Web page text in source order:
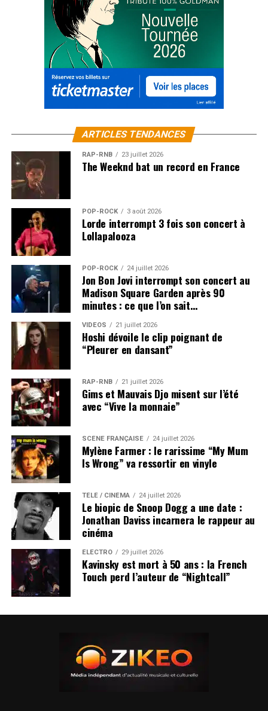
ARTICLES TENDANCES
RAP-RNB 23 juillet 2026
The Weeknd bat un record en France
POP-ROCK 3 août 2026
Lorde interrompt 3 fois son concert à
Lollapalooza
POP-ROCK 24 juillet 2026
Jon Bon Jovi interrompt son concert au
Madison Square Garden après 90
minutes : ce que l’on sait…
VIDEOS 21 juillet 2026
Hoshi dévoile le clip poignant de
“Pleurer en dansant”
RAP-RNB 21 juillet 2026
Gims et Mauvais Djo misent sur l’été
avec “Vive la monnaie”
SCÈNE FRANÇAISE 24 juillet 2026
Mylène Farmer : le rarissime “My Mum
Is Wrong” va ressortir en vinyle
TÉLÉ / CINÉMA 24 juillet 2026
Le biopic de Snoop Dogg a une date :
Jonathan Daviss incarnera le rappeur au
cinéma
ÉLECTRO 29 juillet 2026
Kavinsky est mort à 50 ans : la French
Touch perd l’auteur de “Nightcall”